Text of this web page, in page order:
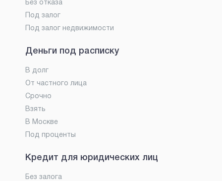
Без отказа
Под залог
Под залог недвижимости
Деньги под расписку
В долг
От частного лица
Срочно
Взять
В Москве
Под проценты
Кредит для юридических лиц
Без залога